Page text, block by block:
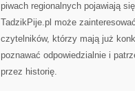
piwach regionalnych pojawiają
TadzikPije.pl może
czytelników, którzy mają już
poznawać odpowiedzialnie i
przez historię.